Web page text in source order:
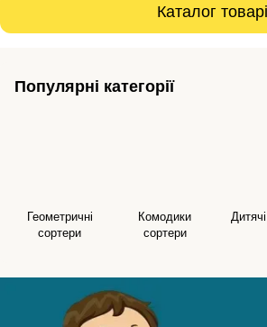
Каталог
Популярні категорії
Геометричні
сортери
Комодики
сортери